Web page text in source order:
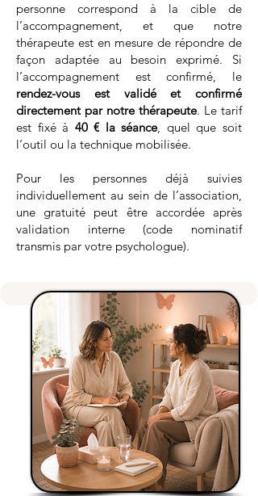
personne correspond à la cible de
l’accompagnement, et que notre
thérapeute est en mesure de répondre de
façon adaptée au besoin exprimé. Si
l’accompagnement est confirmé, le
rendez-vous est validé et confirmé
directement par notre thérapeute. Le tarif
est fixé à 40 € la séance, quel que soit
l’outil ou la technique mobilisée.
Pour les personnes déjà suivies
individuellement au sein de l’association,
une gratuité peut être accordée après
validation interne (code nominatif
transmis par votre psychologue).